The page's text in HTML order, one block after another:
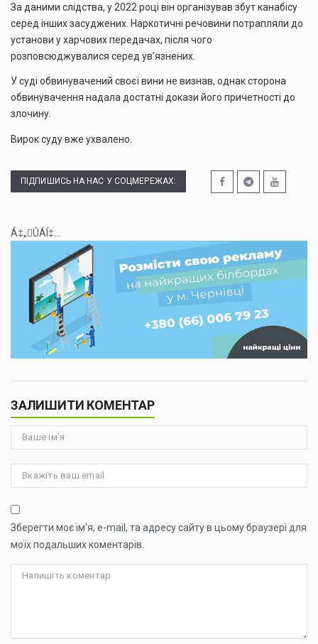
За даними слідства, у 2022 році він організував збут канабісу
серед інших засуджених. Наркотичні речовини потрапляли до
установи у харчових передачах, після чого
розповсюджувалися серед ув’язнених.
У суді обвинувачений своєї вини не визнав, однак сторона
обвинувачення надала достатні докази його причетності до
злочину.
Вирок суду вже ухвалено.
ПІДПИШИСЬ НА НАС У СОЦМЕРЕЖАХ:
Á‡„ÛÁÍ‡...
ЗАЛИШИТИ КОМЕНТАР
Зберегти моє ім'я, e-mail, та адресу сайту в цьому браузері для
моїх подальших коментарів.